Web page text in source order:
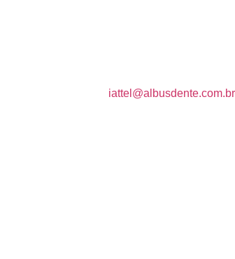
iattel@albusdente.com.br